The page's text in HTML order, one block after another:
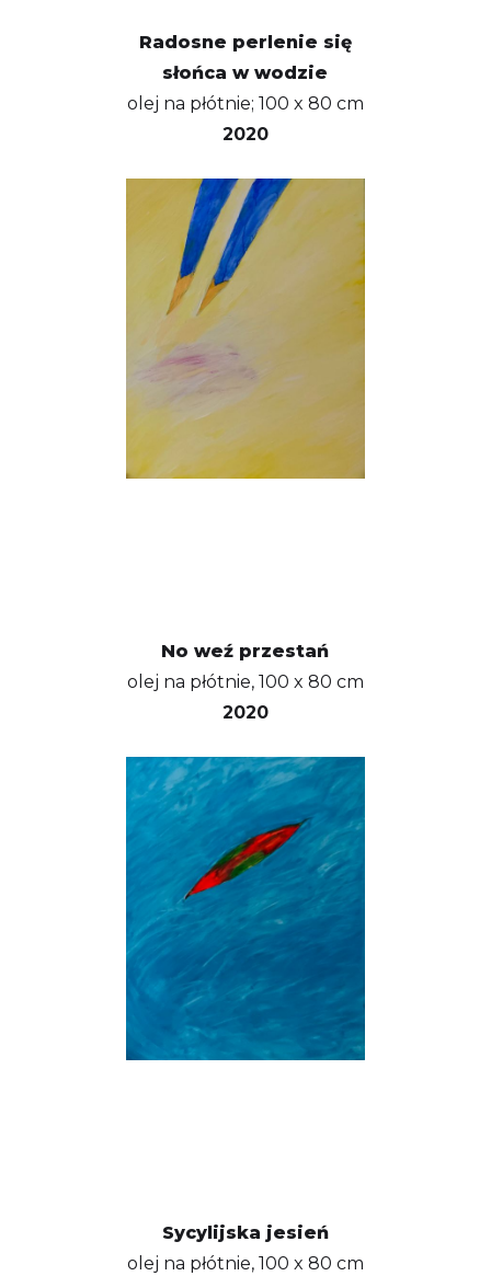
Radosne perlenie się
słońca w wodzie
olej na płótnie; 100 x 80 cm
2020
No weź przestań
olej na płótnie, 100 x 80 cm
2020
Sycylijska jesień
olej na płótnie, 100 x 80 cm